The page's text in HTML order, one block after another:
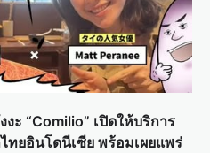
ะ “Comilio” เปิดให้บริการ
ทยอินโดนีเซีย พร้อมเผยแพร่